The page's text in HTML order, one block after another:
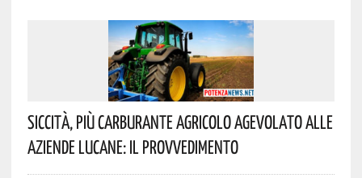
Siccità, Più Carburante Agricolo Agevolato Alle
Aziende Lucane: Il Provvedimento